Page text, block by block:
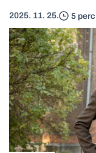
2025. 11. 25. 5 perc